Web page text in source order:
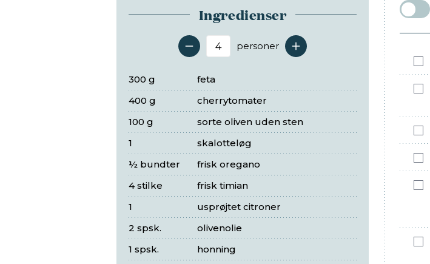
Ingredienser
Antal serveringer
personer
feta
300 g
cherrytomater
400 g
sorte oliven uden sten
100 g
skalotteløg
1
frisk oregano
½ bundter
frisk timian
4 stilke
usprøjtet citroner
1
olivenolie
2 spsk.
honning
1 spsk.